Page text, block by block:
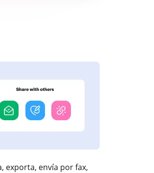
exporta, envía por fax,